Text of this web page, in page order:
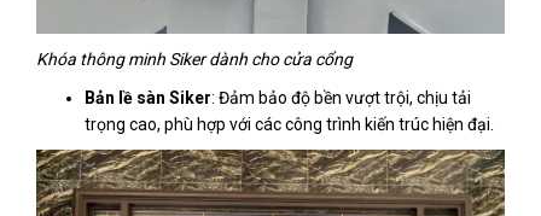
Khóa thông minh Siker dành cho cửa cổng
Bản lề sàn Siker: Đảm bảo độ bền vượt trội, chịu tải
trọng cao, phù hợp với các công trình kiến trúc hiện đại.